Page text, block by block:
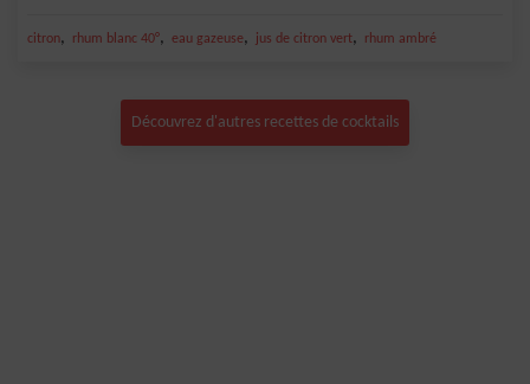
citron, rhum blanc 40°, eau gazeuse, jus de citron vert, rhum ambré
Découvrez d'autres recettes de cocktails